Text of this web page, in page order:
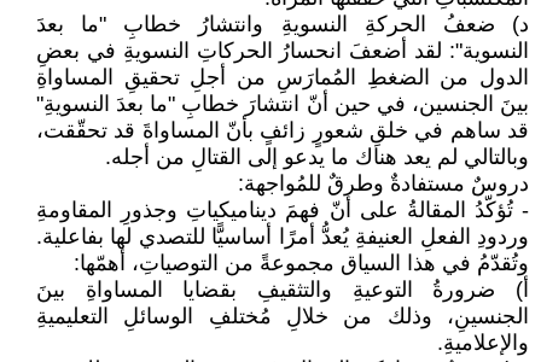
‌د) ضعفُ الحركةِ النسويةِ وانتشارُ خطابِ "ما بعدَ
النسوية": لقد أضعفَ انحسارُ الحركاتِ النسويةِ في بعضِ
الدول من الضغطِ المُمارَسِ من أجلِ تحقيقِ المساواةِ
بينَ الجنسين، في حين أنّ انتشارَ خطابِ "ما بعدَ النسويةِ"
قد ساهم في خلقِ شعورٍ زائفٍ بأنّ المساواةَ قد تحقّقت،
وبالتالي لم يعد هناك ما يدعو إلى القتالِ من أجله.
دروسٌ مستفادةٌ وطرقٌ للمُواجهة:
- تُؤكّدُ المقالةُ على أنّ فهمَ ديناميكياتِ وجذورِ المقاومةِ
وردودِ الفعلِ العنيفةِ يُعدُّ أمرًا أساسيًّا للتصدي لها بفاعلية.
وتُقدّمُ في هذا السياق مجموعةً من التوصياتِ، أهمّها:
‌أ) ضرورةُ التوعيةِ والتثقيفِ بقضايا المساواةِ بينَ
الجنسينِ، وذلك من خلالِ مُختلفِ الوسائلِ التعليميةِ
والإعلاميةِ.